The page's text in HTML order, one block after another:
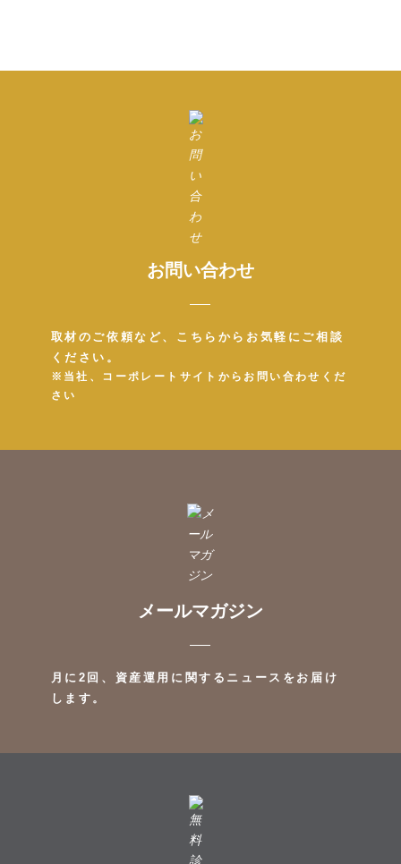
お問い合わせ
取材のご依頼など、こちらからお気軽にご相談
ください。
※当社、コーポレートサイトからお問い合わせくだ
さい
メールマガジン
月に2回、資産運用に関するニュースをお届け
します。